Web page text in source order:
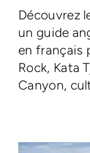
Découvrez
un guide
en français
Rock, Kata
Canyon,